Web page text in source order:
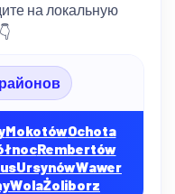
на локальную
MokotówOchota
Rembertów
UrsynówWawer
WolaŻoliborz